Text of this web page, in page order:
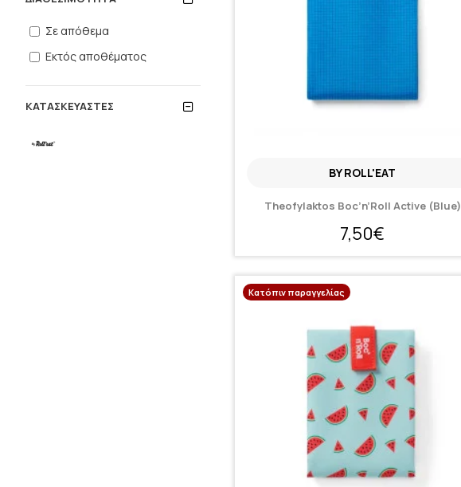
ΚΑΤΑΣΚΕΥΑΣΤΈΣ
Σε απόθεμα
Εκτός αποθέματος
BY ROLL'EAT
Theofylaktos Boc’n’Roll Active (Blue)
7,50€
Κατόπιν παραγγελίας